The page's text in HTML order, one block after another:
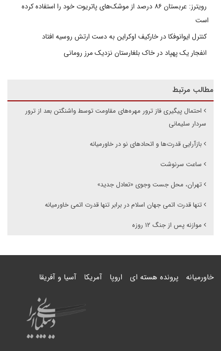
رویترز: عربستان ۸۶ درصد از موشک‌های پاتریوت خود را استفاده کرده
است
کنترل ایوانوفکا در خارکیف اوکراین به دست ارتش روسیه افتاد
انفجار یک پهپاد در خاک بلغارستان نزدیک مرز رومانی
مطالب مرتبط
احتمال پیگیری فاز ترور مهره‌های مقاومت توسط واشنگتن بعد از ترور
سردار سلیمانی
بازآرایی قدرت‌ها و اتحادهای نو در خاورمیانه
ساعت سرنوشت
تهران، محل جست وجوی «تعادل جدید»
تنها قدرت اتمی جهان اسلام در برابر تنها قدرت اتمی خاورمیانه
موازنه پس از جنگ ۱۲ روزه
خاورمیانه پرونده هسته ای اروپا آمریکا آسیا و آفریقا